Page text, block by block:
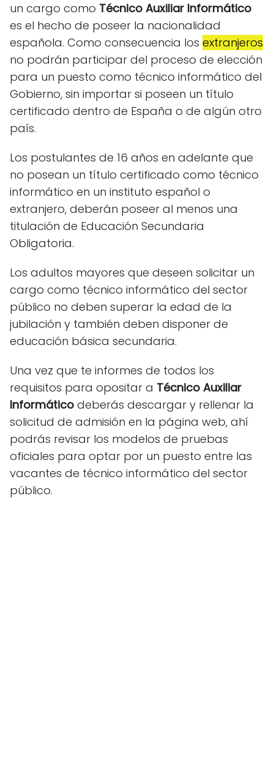
un cargo como Técnico Auxiliar Informático
es el hecho de poseer la nacionalidad
española. Como consecuencia los extranjeros
no podrán participar del proceso de elección
para un puesto como técnico informático del
Gobierno, sin importar si poseen un título
certificado dentro de España o de algún otro
país.
Los postulantes de 16 años en adelante que
no posean un título certificado como técnico
informático en un instituto español o
extranjero, deberán poseer al menos una
titulación de Educación Secundaria
Obligatoria.
Los adultos mayores que deseen solicitar un
cargo como técnico informático del sector
público no deben superar la edad de la
jubilación y también deben disponer de
educación básica secundaria.
Una vez que te informes de todos los
requisitos para opositar a Técnico Auxiliar
Informático deberás descargar y rellenar la
solicitud de admisión en la página web, ahí
podrás revisar los modelos de pruebas
oficiales para optar por un puesto entre las
vacantes de técnico informático del sector
público.